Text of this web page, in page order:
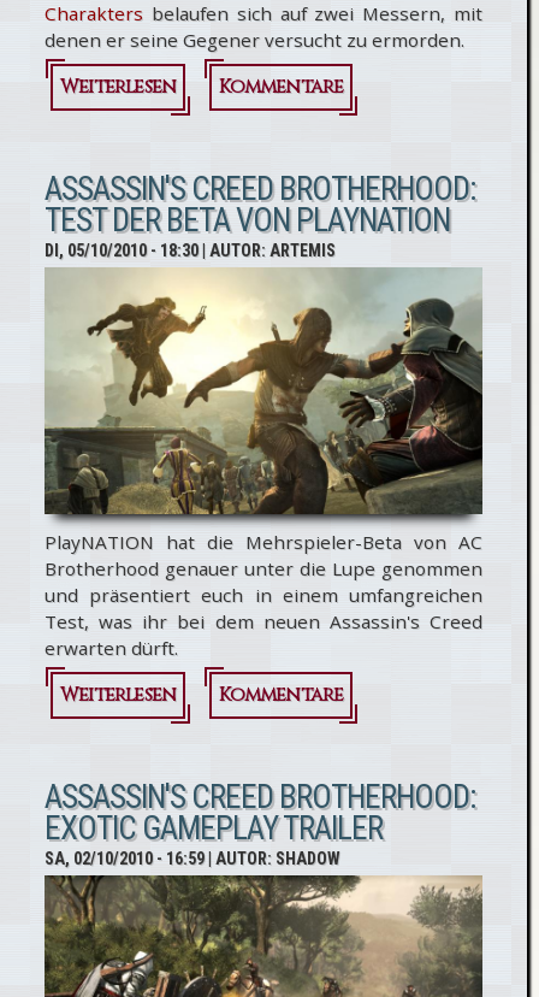
Charakters belaufen sich auf zwei Messern, mit
denen er seine Gegener versucht zu ermorden.
Weiterlesen
über Assassin's
Brotherhood:
Neuer
Multiplayer-
Charakter "Der
Straßenräuber"
Kommentare
ASSASSIN'S CREED BROTHERHOOD:
TEST DER BETA VON PLAYNATION
DI, 05/10/2010 - 18:30| AUTOR: ARTEMIS
PlayNATION hat die Mehrspieler-Beta von AC
Brotherhood genauer unter die Lupe genommen
und präsentiert euch in einem umfangreichen
Test, was ihr bei dem neuen Assassin's Creed
erwarten dürft.
Weiterlesen
über Assassin's
Brotherhood:
Test der Beta
von
playNATION
Kommentare
ASSASSIN'S CREED BROTHERHOOD:
EXOTIC GAMEPLAY TRAILER
SA, 02/10/2010 - 16:59| AUTOR: SHADOW